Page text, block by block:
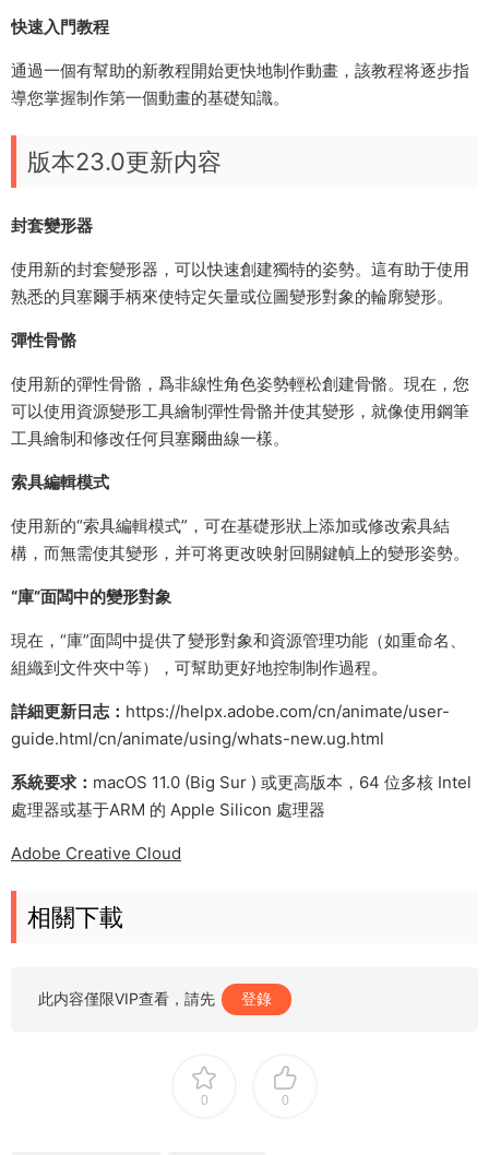
快速入門教程
通過一個有幫助的新教程開始更快地制作動畫，該教程将逐步指
導您掌握制作第一個動畫的基礎知識。
版本23.0更新内容
封套變形器
使用新的封套變形器，可以快速創建獨特的姿勢。這有助于使用
熟悉的貝塞爾手柄來使特定矢量或位圖變形對象的輪廓變形。
彈性骨骼
使用新的彈性骨骼，爲非線性角色姿勢輕松創建骨骼。現在，您
可以使用資源變形工具繪制彈性骨骼并使其變形，就像使用鋼筆
工具繪制和修改任何貝塞爾曲線一樣。
索具編輯模式
使用新的“索具編輯模式”，可在基礎形狀上添加或修改索具結
構，而無需使其變形，并可将更改映射回關鍵幀上的變形姿勢。
“庫”面闆中的變形對象
現在，“庫”面闆中提供了變形對象和資源管理功能（如重命名、
組織到文件夾中等），可幫助更好地控制制作過程。
詳細更新日志： https://helpx.adobe.com/cn/animate/user-
guide.html/cn/animate/using/whats-new.ug.html
系統要求： macOS 11.0 (Big Sur ) 或更高版本，64 位多核 Intel
處理器或基于ARM 的 Apple Silicon 處理器
Adobe Creative Cloud
相關下載
此内容僅限VIP查看，請先 登錄
0 0